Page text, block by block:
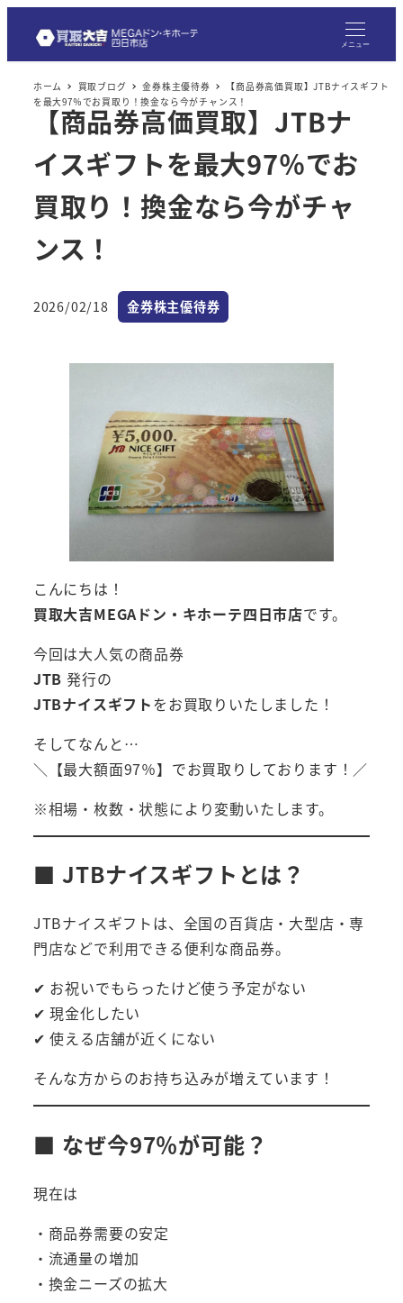
メニュー
ホーム 買取ブログ 金券株主優待券
【商品券高価買取】JTBナイスギフト
を最大97％でお買取り！換金なら今がチャンス！
【商品券高価買取】JTBナ
イスギフトを最大97％でお
買取り！換金なら今がチャ
ンス！
投稿日
2026/02/18 カテゴリー
金券株主優待券
こんにちは！
買取大吉MEGAドン・キホーテ四日市店です。
今回は大人気の商品券
JTB 発行の
JTBナイスギフトをお買取りいたしました！
そしてなんと…
＼【最大額面97％】でお買取りしております！／
※相場・枚数・状態により変動いたします。
■ JTBナイスギフトとは？
JTBナイスギフトは、全国の百貨店・大型店・専
門店などで利用できる便利な商品券。
✔ お祝いでもらったけど使う予定がない
✔ 現金化したい
✔ 使える店舗が近くにない
そんな方からのお持ち込みが増えています！
■ なぜ今97％が可能？
現在は
・商品券需要の安定
・流通量の増加
・換金ニーズの拡大